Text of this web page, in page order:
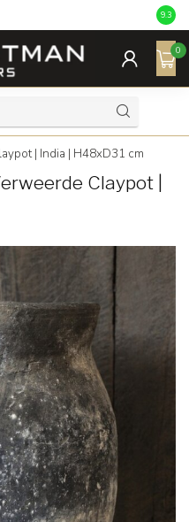
9.3
0
| India | H48xD31 cm
Claypot |